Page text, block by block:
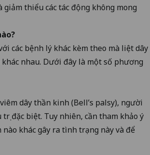
thiểu các tác động không mong
các bệnh lý khác kèm theo mà liệt dây
nhau. Dưới đây là một số phương
dây thần kinh (Bell’s palsy), người
đặc biệt. Tuy nhiên, cần tham khảo ý
khác gây ra tình trạng này và để